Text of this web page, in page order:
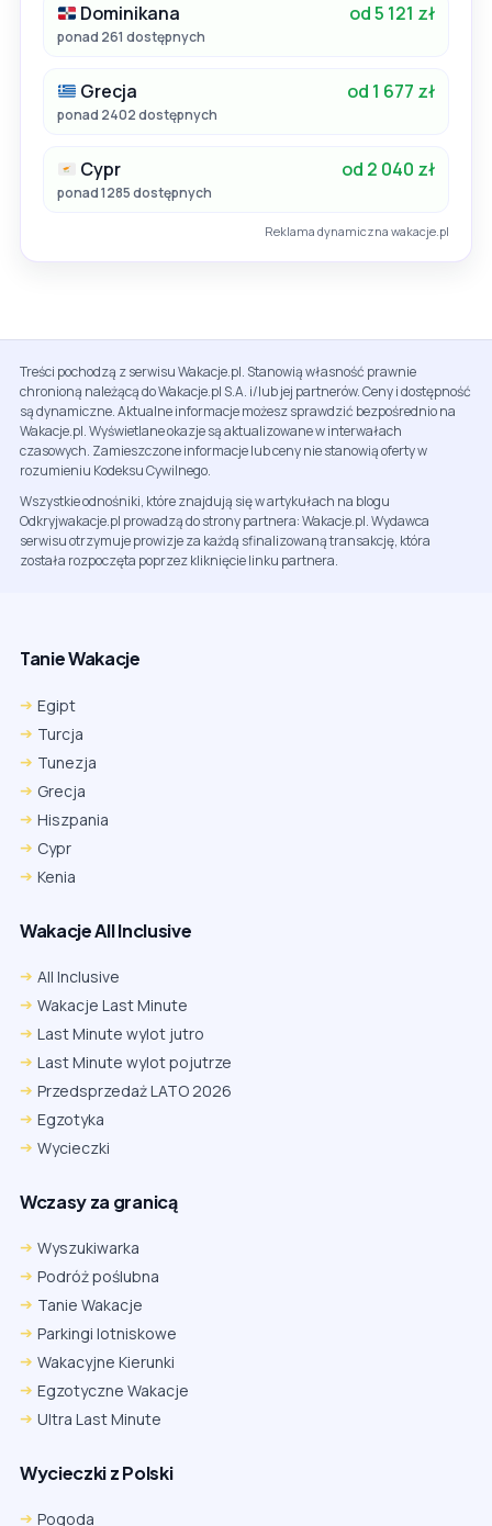
Dominikana od 5 121 zł
ponad 261 dostępnych
Grecja od 1 677 zł
ponad 2402 dostępnych
Cypr od 2 040 zł
ponad 1285 dostępnych
Reklama dynamiczna wakacje.pl
Treści pochodzą z serwisu Wakacje.pl. Stanowią własność prawnie
chronioną należącą do Wakacje.pl S.A. i/lub jej partnerów. Ceny i dostępność
są dynamiczne. Aktualne informacje możesz sprawdzić bezpośrednio na
Wakacje.pl. Wyświetlane okazje są aktualizowane w interwałach
czasowych. Zamieszczone informacje lub ceny nie stanowią oferty w
rozumieniu Kodeksu Cywilnego.
Wszystkie odnośniki, które znajdują się w artykułach na blogu
Odkryjwakacje.pl prowadzą do strony partnera: Wakacje.pl. Wydawca
serwisu otrzymuje prowizje za każdą sfinalizowaną transakcję, która
została rozpoczęta poprzez kliknięcie linku partnera.
Tanie Wakacje
Egipt
Turcja
Tunezja
Grecja
Hiszpania
Cypr
Kenia
Wakacje All Inclusive
All Inclusive
Wakacje Last Minute
Last Minute wylot jutro
Last Minute wylot pojutrze
Przedsprzedaż LATO 2026
Egzotyka
Wycieczki
Wczasy za granicą
Wyszukiwarka
Podróż poślubna
Tanie Wakacje
Parkingi lotniskowe
Wakacyjne Kierunki
Egzotyczne Wakacje
Ultra Last Minute
Wycieczki z Polski
Pogoda